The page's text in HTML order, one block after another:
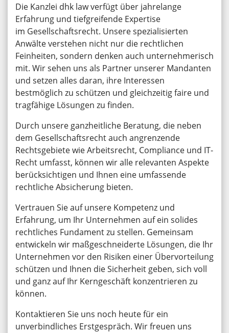
Die Kanzlei dhk law verfügt über jahrelange
Erfahrung und tiefgreifende Expertise
im Gesellschaftsrecht. Unsere spezialisierten
Anwälte verstehen nicht nur die rechtlichen
Feinheiten, sondern denken auch unternehmerisch
mit. Wir sehen uns als Partner unserer Mandanten
und setzen alles daran, ihre Interessen
bestmöglich zu schützen und gleichzeitig faire und
tragfähige Lösungen zu finden.
Durch unsere ganzheitliche Beratung, die neben
dem Gesellschaftsrecht auch angrenzende
Rechtsgebiete wie Arbeitsrecht, Compliance und IT-
Recht umfasst, können wir alle relevanten Aspekte
berücksichtigen und Ihnen eine umfassende
rechtliche Absicherung bieten.
Vertrauen Sie auf unsere Kompetenz und
Erfahrung, um Ihr Unternehmen auf ein solides
rechtliches Fundament zu stellen. Gemeinsam
entwickeln wir maßgeschneiderte Lösungen, die Ihr
Unternehmen vor den Risiken einer Übervorteilung
schützen und Ihnen die Sicherheit geben, sich voll
und ganz auf Ihr Kerngeschäft konzentrieren zu
können.
Kontaktieren Sie uns noch heute für ein
unverbindliches Erstgespräch. Wir freuen uns